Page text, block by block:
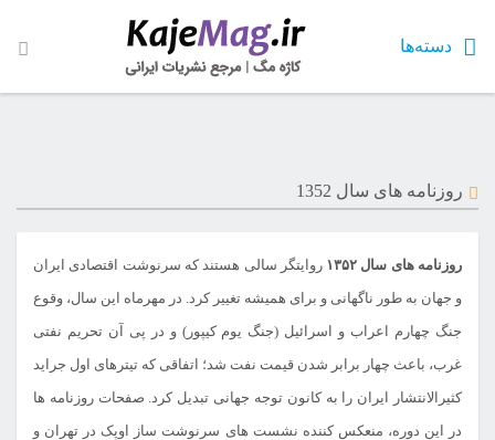
دسته‌ها
روزنامه های سال 1352
روزنامه های سال ۱۳۵۲
روایتگر سالی هستند که سرنوشت اقتصادی ایران
و جهان به طور ناگهانی و برای همیشه تغییر کرد. در مهرماه این سال، وقوع
جنگ چهارم اعراب و اسرائیل (جنگ یوم کیپور) و در پی آن تحریم نفتی
غرب، باعث چهار برابر شدن قیمت نفت شد؛ اتفاقی که تیترهای اول جراید
کثیرالانتشار ایران را به کانون توجه جهانی تبدیل کرد. صفحات روزنامه ها
در این دوره، منعکس کننده نشست های سرنوشت ساز اوپک در تهران و